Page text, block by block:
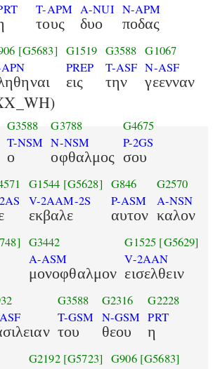
T-APM
τους
A-NUI
δυο
N-APM
ποδας
[G5683] G1519
PREP
εις
G3588
T-ASF
την
G1067
N-ASF
γεενναν
G3588
T-NSM
ο
G3788
N-NSM
οφθαλμος
G4675
P-2GS
σου
G1544 [G5628]
V-2AAM-2S
εκβαλε
G846
P-ASM
αυτον
G2570
A-NSN
καλον
G3442
A-ASM
μονοφθαλμον
G1525 [G5629]
V-2AAN
εισελθειν
G3588
T-GSM
του
G2316
N-GSM
θεου
G2228
PRT
η
G2192 [G5723] G906 [G5683]